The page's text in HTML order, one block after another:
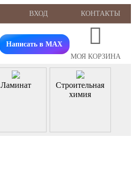
ВХОД КОНТАКТЫ
Написать в MAX
МОЯ КОРЗИНА
Ламинат
Строительная
химия